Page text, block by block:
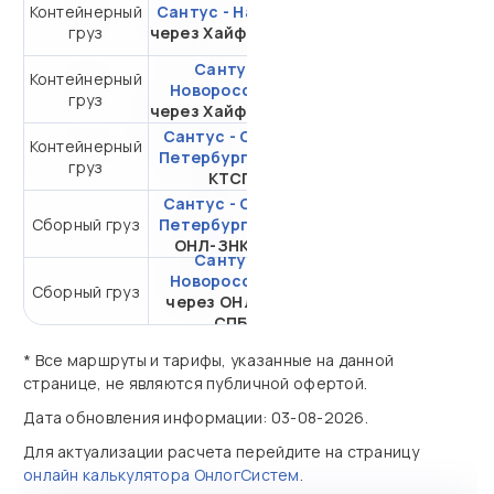
Контейнерный
груз
Сантус - Находка
через Хайфон (Тр.)
Контейнерный
груз
Сантус -
Новороссийск
через Хайфон (Тр.)
Контейнерный
груз
Сантус - Санкт-
Петербург
КТСП
Сборный груз
Сантус - Санкт-
Петербург
ОНЛ-ЗНК СПБ
Сборный груз
Сантус -
Новороссийск
через ОНЛ-ЗНК
СПБ
* Все маршруты и тарифы, указанные на данной
странице, не являются публичной офертой.
Дата обновления информации: 03-08-2026.
Для актуализации расчета перейдите на страницу
онлайн калькулятора ОнлогСистем.